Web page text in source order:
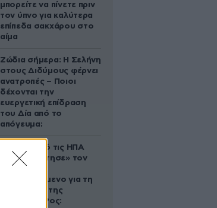
μπορείτε να πίνετε πριν
τον ύπνο για καλύτερα
επίπεδα σακχάρου στο
αίμα
Ζώδια σήμερα: Η Σελήνη
στους Διδύμους φέρνει
ανατροπές – Ποιοι
δέχονται την
ευεργετική επίδραση
του Δία από το
απόγευμα;
Ζευγάρι από τις ΗΠΑ
που «υιοθέτησε» τον
κατηγορούμενο για τη
δολοφονία της
Ελίζαμπεθ Ρος: